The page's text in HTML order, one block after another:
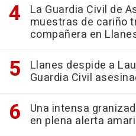
La Guardia Civil de
muestras de cariño
compañera en
Llanes despide a
Guardia Civil
Una intensa
en plena alerta